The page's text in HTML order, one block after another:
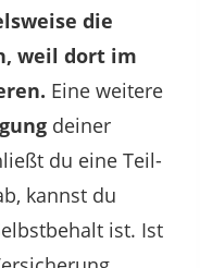
die
weil dort im
Eine weitere
deiner
du eine Teil-
kannst du
ist. Ist